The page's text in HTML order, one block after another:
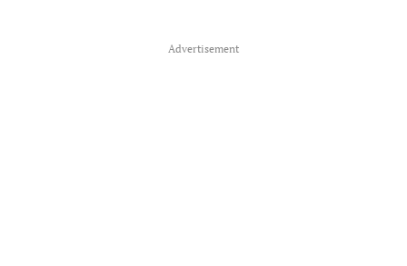
Advertisement